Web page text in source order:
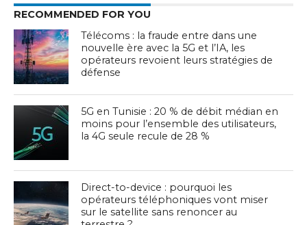
RECOMMENDED FOR YOU
Télécoms : la fraude entre dans une
nouvelle ère avec la 5G et l’IA, les
opérateurs revoient leurs stratégies de
défense
5G en Tunisie : 20 % de débit médian en
moins pour l’ensemble des utilisateurs,
la 4G seule recule de 28 %
Direct-to-device : pourquoi les
opérateurs téléphoniques vont miser
sur le satellite sans renoncer au